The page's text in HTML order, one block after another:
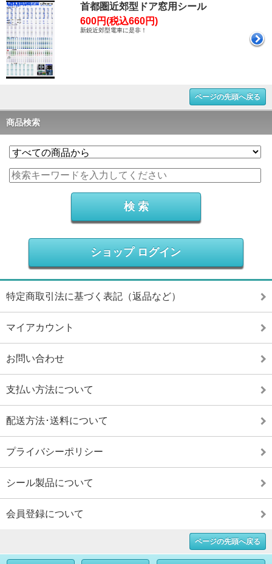
首都圏近郊型ドア窓用シール
600円(税込660円)
新鋭近郊型電車に是非！
ページの先頭へ戻る
商品検索
ショップ ログイン
特定商取引法に基づく表記（返品など）
マイアカウント
お問い合わせ
支払い方法について
配送方法･送料について
プライバシーポリシー
シール製品について
会員登録について
ページの先頭へ戻る